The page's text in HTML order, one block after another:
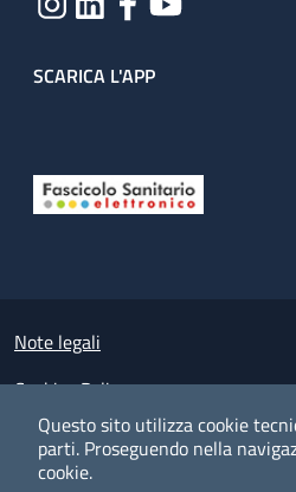
Questo sito utilizza cookie
parti. Proseguendo nella
cookie.
SCARICA L'APP
Small prints
Note legali
Cookies Policy
Policy privacy e protezione del
Albo pretorio on-line